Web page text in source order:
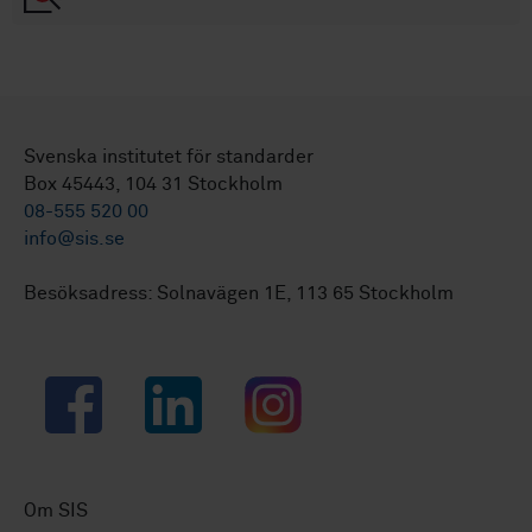
Svenska institutet för standarder
Box 45443, 104 31 Stockholm
08-555 520 00
info@sis.se
Besöksadress: Solnavägen 1E, 113 65 Stockholm
Facebook LinkedIn Instagram
Om SIS